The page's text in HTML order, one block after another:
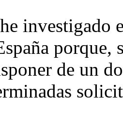
investigado
porque,
de un